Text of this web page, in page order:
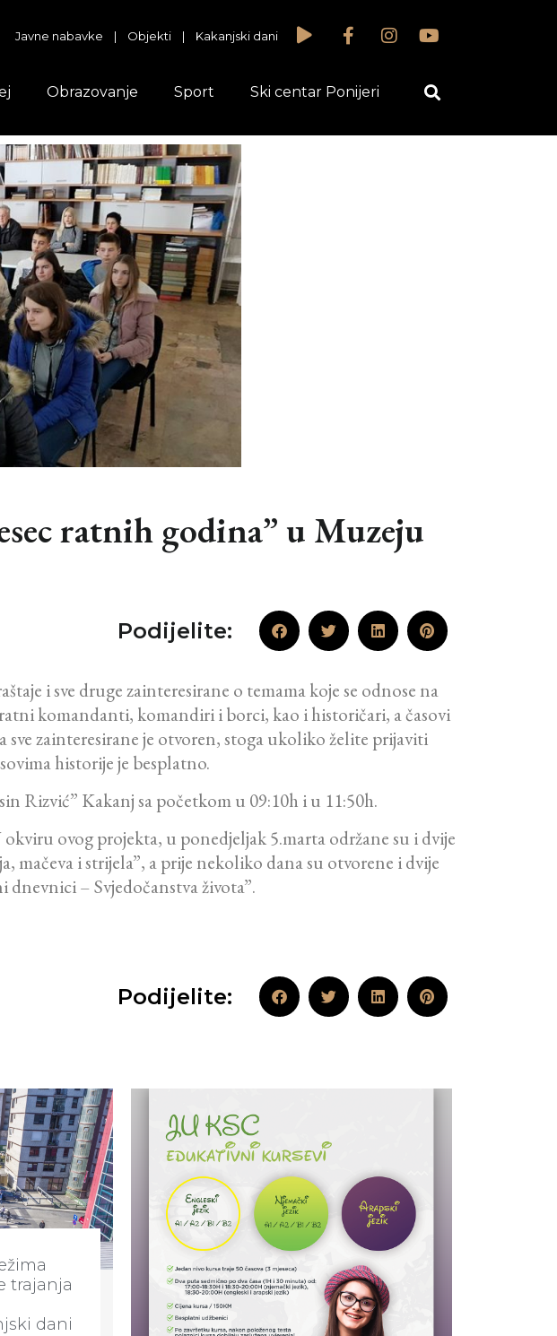
Javne nabavke | Objekti | Kakanjski dani
Obrazovanje Sport Ski centar Ponijeri
ratnih godina” u Muzeju
Podijelite:
i sve druge zainteresirane o temama koje se odnose na
komandanti, komandiri i borci, kao i historičari, a časovi
sve zainteresirane je otvoren, stoga ukoliko želite prijaviti
historije je besplatno.
Rizvić” Kakanj sa početkom u 09:10h i u 11:50h.
ovog projekta, u ponedjeljak 5.marta održane su i dvije
mačeva i strijela”, a prije nekoliko dana su otvorene i dvije
– Svjedočanstva života”.
Podijelite:
trajanja
dani